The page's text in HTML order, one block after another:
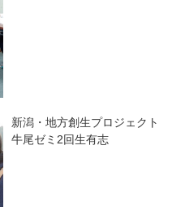
新潟・地方創生プロジェクト
牛尾ゼミ2回生有志